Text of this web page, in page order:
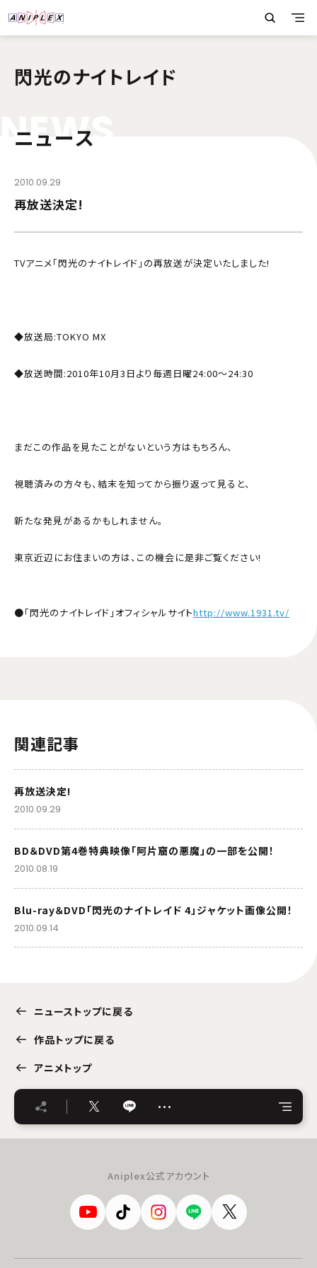
閃光のナイトレイド
NEWS
ニュース
2010.09.29
再放送決定!
TVアニメ「閃光のナイトレイド」の再放送が決定いたしました!
◆放送局:TOKYO MX
◆放送時間:2010年10月3日より毎週日曜24:00〜24:30
まだこの作品を見たことがないという方はもちろん、
視聴済みの方々も、結末を知ってから振り返って見ると、
新たな発見があるかもしれません。
東京近辺にお住まいの方は、この機会に是非ご覧ください!
●「閃光のナイトレイド」オフィシャルサイトhttp://www.1931.tv/
関連記事
再放送決定!
2010.09.29
BD＆DVD第4巻特典映像「阿片窟の悪魔」の一部を公開！
2010.08.19
Blu-ray＆DVD「閃光のナイトレイド 4」ジャケット画像公開！
2010.09.14
ニューストップに戻る
作品トップに戻る
アニメトップ
…
Aniplex公式アカウント